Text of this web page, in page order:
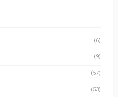
(6)
(9)
(57)
(53)